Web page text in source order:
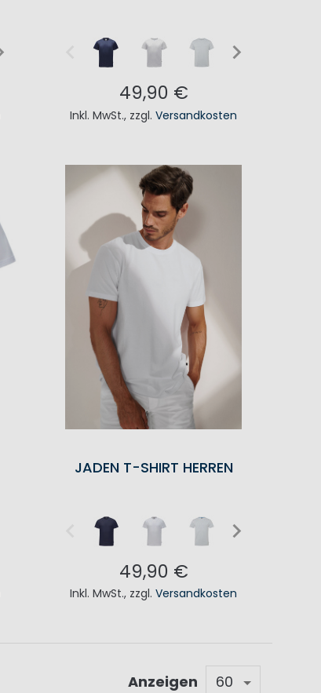
49,90 €
Inkl. MwSt., zzgl.Versandkosten
JADEN T-SHIRT HERREN
49,90 €
Inkl. MwSt., zzgl.Versandkosten
Anzeigen